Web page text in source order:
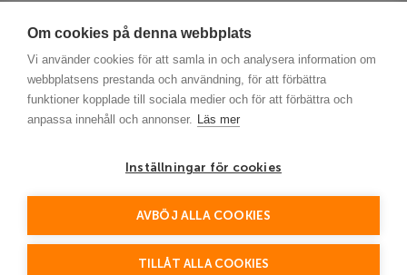
Om cookies på denna webbplats
Vi använder cookies för att samla in och analysera information om
webbplatsens prestanda och användning, för att förbättra
funktioner kopplade till sociala medier och för att förbättra och
anpassa innehåll och annonser. Läs mer
Inställningar för cookies
AVBÖJ ALLA COOKIES
TILLÅT ALLA COOKIES
This site is protected by reCAPTCHA and the Google
Policy and Terms of Service apply.